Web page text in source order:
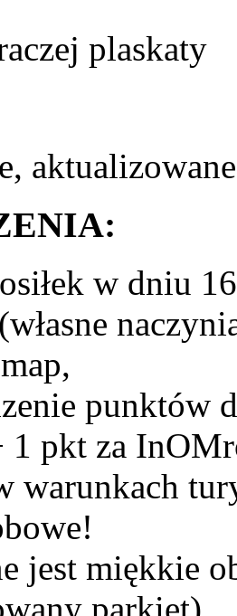
plaskaty
w dniu
punktów
pkt za
warunkach
jest miękkie